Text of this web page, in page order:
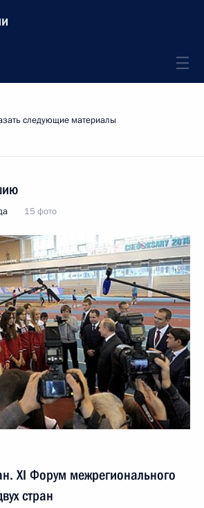
следующие материалы
15 фото
XI Форум межрегионального
стран